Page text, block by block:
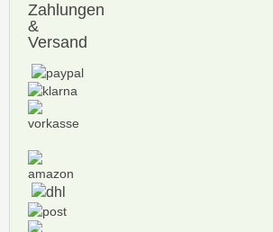
Zahlungen
&
Versand